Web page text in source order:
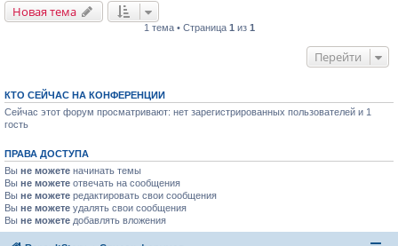
Новая тема
1 тема • Страница 1 из 1
Перейти
КТО СЕЙЧАС НА КОНФЕРЕНЦИИ
Сейчас этот форум просматривают: нет зарегистрированных пользователей и 1
гость
ПРАВА ДОСТУПА
Вы не можете начинать темы
Вы не можете отвечать на сообщения
Вы не можете редактировать свои сообщения
Вы не можете удалять свои сообщения
Вы не можете добавлять вложения